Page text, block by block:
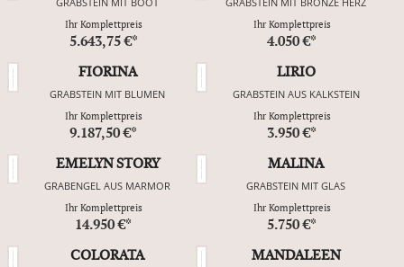
Ihr Komplettpreis
5.643,75 €*
Ihr Komplettpreis
4.050 €*
FIORINA
GRABSTEIN MIT BLUMEN
Ihr Komplettpreis
9.187,50 €*
LIRIO
GRABSTEIN AUS KALKSTEIN
Ihr Komplettpreis
3.950 €*
EMELYN STORY
GRABENGEL AUS MARMOR
Ihr Komplettpreis
14.950 €*
MALINA
GRABSTEIN MIT GLAS
Ihr Komplettpreis
5.750 €*
COLORATA
MANDALEEN